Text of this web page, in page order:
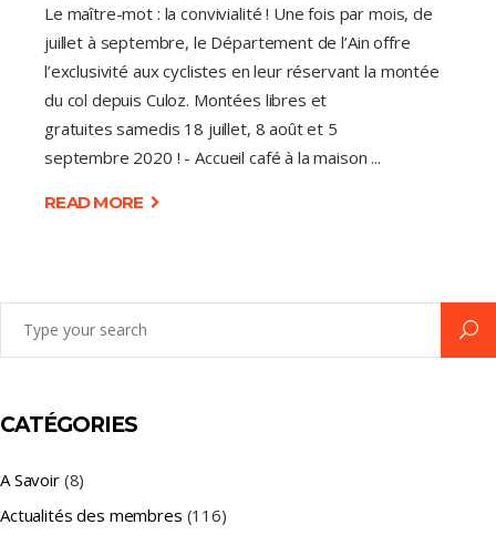
Le maître-mot : la convivialité ! Une fois par mois, de
juillet à septembre, le Département de l’Ain offre
l’exclusivité aux cyclistes en leur réservant la montée
du col depuis Culoz. Montées libres et
gratuites samedis 18 juillet, 8 août et 5
septembre 2020 ! - Accueil café à la maison
READ MORE
CATÉGORIES
A Savoir(8)
Actualités des membres (116)